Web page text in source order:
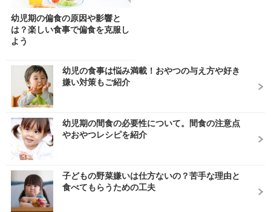
幼児期の偏食の原因や影響と
は？楽しい食事で偏食を克服し
よう
幼児の食事は悩み満載！おやつの与え方や好き
嫌い対策もご紹介
幼児期の間食の必要性について。間食の注意点
やおやつレシピを紹介
子どもの野菜嫌いは仕方ないの？苦手な理由と
食べてもらうための工夫